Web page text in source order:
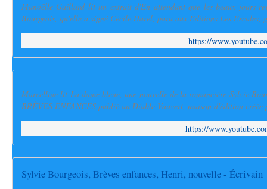
Manoëlle Gaillard lit un extrait d'En attendant que les beaux jours
Bourgeois, qu'elle a signé Cécile Harel, paru aux Editions Les Escales,
https://
Marcelline lit La dame bleue, une nouvelle de la romancière Sylvie
BRÈVES ENFANCES publié au Diable Vauvert, maison d'édition
https://
Sylvie Bourgeois, Brèves enfances, Henri, nouvelle - Écrivain